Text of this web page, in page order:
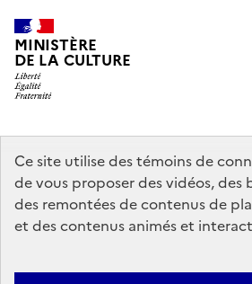
Ce site utilise des témoins de
de vous proposer des vidéos, des
des remontées de contenus de
et des contenus animés et
MINISTÈRE
DE LA CULTURE
data.gouv.fr legifrance.gouv.fr
service-public.gouv.fr
Mentions légales Accessibilité :